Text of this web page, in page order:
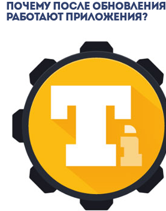
ПОЧЕМУ ПОСЛЕ
РАБОТАЮТ ПРИЛОЖЕНИЯ?